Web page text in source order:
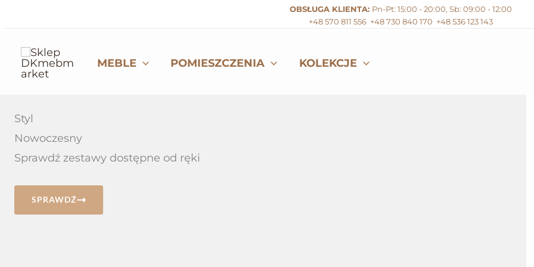
treści
OBSŁUGA KLIENTA: Pn-Pt: 15:00 - 20:00, Sb: 09:00 - 12:00
+48 570 811 556 +48 730 840 170 +48 536 123 143
MEBLE POMIESZCZENIA KOLEKCJE
Styl
Nowoczesny
Sprawdź zestawy dostępne od ręki
SPRAWDŹ